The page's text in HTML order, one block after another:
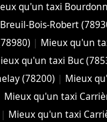
qu'un taxi
Bois-Robert
| Mieux qu'un
qu'un taxi Buc
(78200) | Mieux
Mieux qu'un taxi
| Mieux qu'un taxi